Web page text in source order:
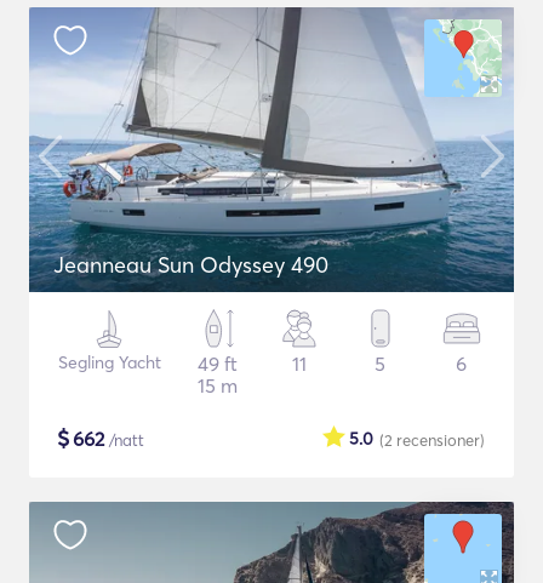
Jeanneau Sun Odyssey 490
Segling Yacht
49 ft
15 m
11 5 6
$662/natt (2 recensioner)
5.0